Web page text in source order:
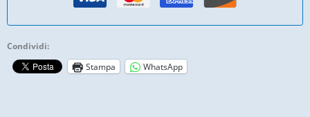
1002727
Condividi:
Stampa
WhatsApp